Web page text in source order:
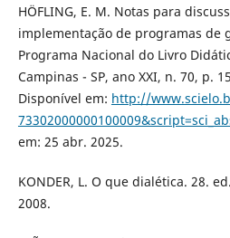
HÖFLING, E. M. Notas para
implementação de programas de
Programa Nacional do Livro
Campinas - SP, ano XXI, n. 70, p.
Disponível em: http://
em: 25 abr. 2025.
KONDER, L. O que dialética. 28.
2008.